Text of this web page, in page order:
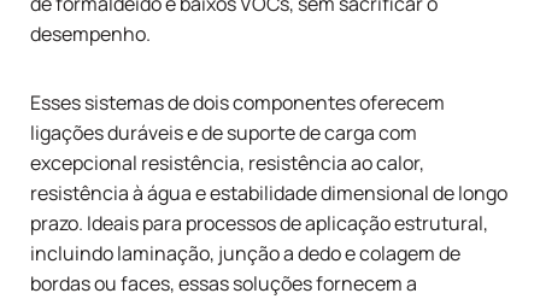
desempenho.
Esses sistemas de dois componentes oferecem
ligações duráveis e de suporte de carga com
excepcional resistência, resistência ao calor,
resistência à água e estabilidade dimensional de longo
prazo. Ideais para processos de aplicação estrutural,
incluindo laminação, junção a dedo e colagem de
bordas ou faces, essas soluções fornecem a